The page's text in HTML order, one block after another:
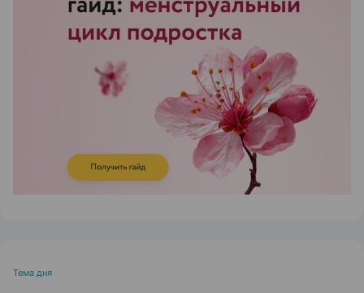
ЭФФЕКТИВНАЯ РЕКЛАМА НА САЙТЕ
Тема дня